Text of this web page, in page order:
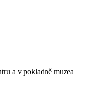
a v pokladně muzea